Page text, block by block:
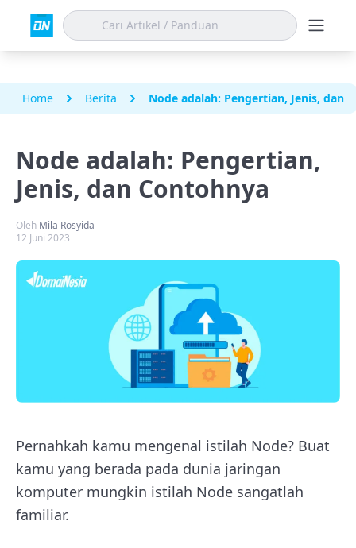
Home Berita Node adalah: Pengertian, Jenis, dan
Node adalah: Pengertian,
Jenis, dan Contohnya
Oleh Mila Rosyida
12 Juni 2023
Pernahkah kamu mengenal istilah Node? Buat
kamu yang berada pada dunia jaringan
komputer mungkin istilah Node sangatlah
familiar.